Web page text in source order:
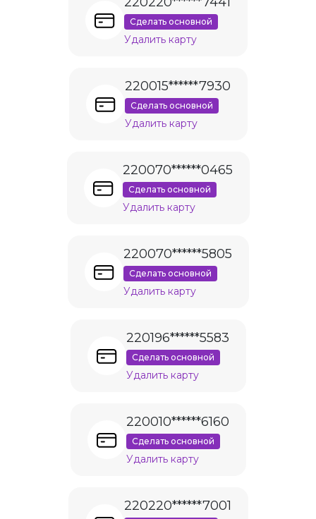
Сделать основной
Удалить карту
220015******7930
Сделать основной
Удалить карту
220070******0465
Сделать основной
Удалить карту
220070******5805
Сделать основной
Удалить карту
220196******5583
Сделать основной
Удалить карту
220010******6160
Сделать основной
Удалить карту
220220******7001